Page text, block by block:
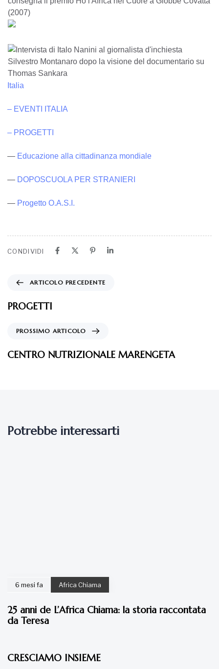
Italia
– EVENTI ITALIA
– PROGETTI
— Educazione alla cittadinanza mondiale
— DOPOSCUOLA PER STRANIERI
— Progetto O.A.S.I.
CONDIVIDI
ARTICOLO PRECEDENTE
PROGETTI
PROSSIMO ARTICOLO
CENTRO NUTRIZIONALE MARENGETA
Potrebbe interessarti
6 mesi fa Africa Chiama
25 anni de L’Africa Chiama: la storia raccontata
da Teresa
CRESCIAMO INSIEME